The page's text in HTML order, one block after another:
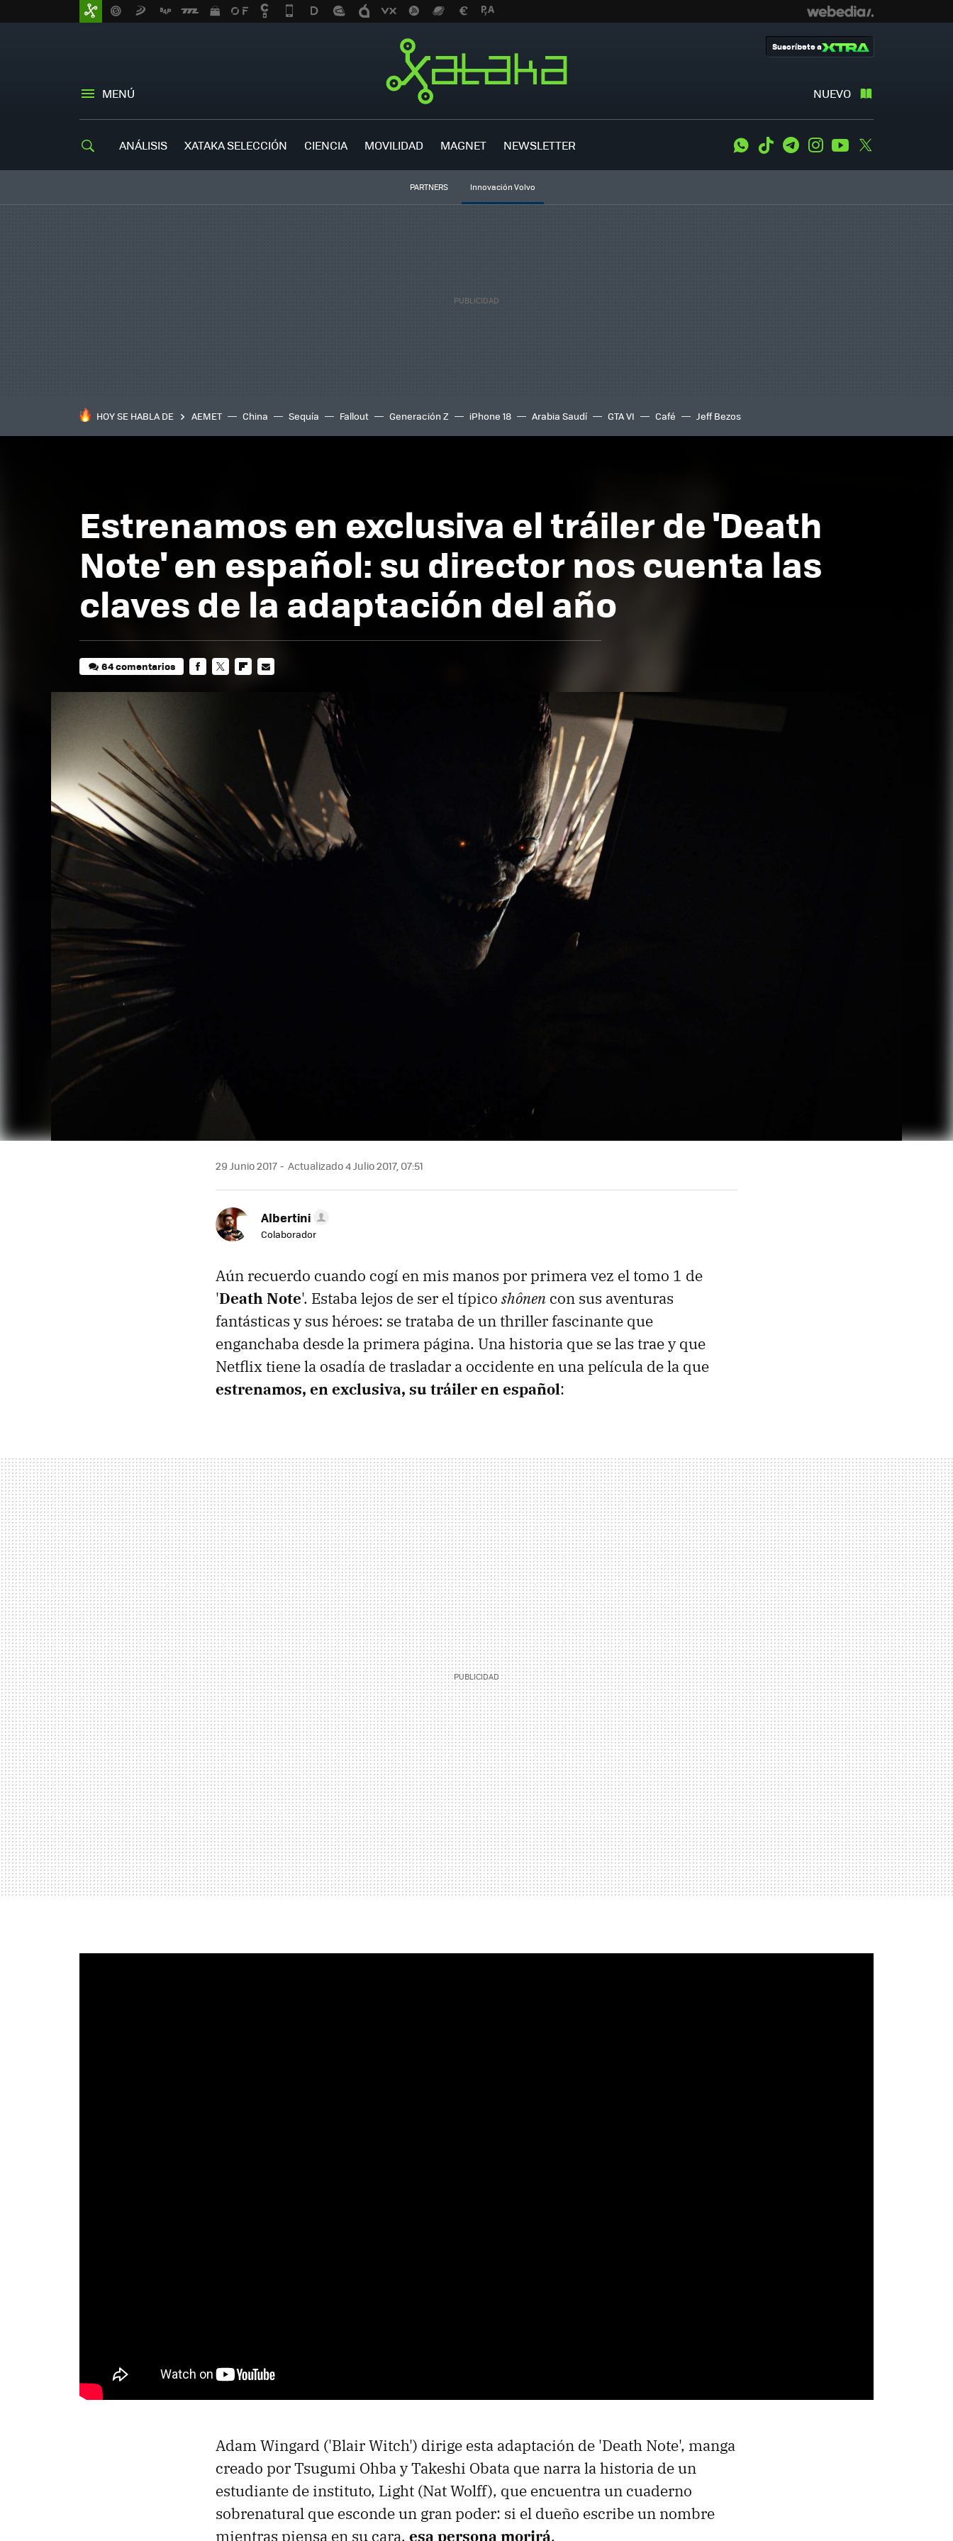
MENÚ NUEVO
Suscríbete a
ANÁLISIS XATAKA SELECCIÓN CIENCIA MOVILIDAD MAGNET NEWSLETTER WhatsApp
Tiktok TelegramInstagramYoutube
PARTNERS Innovación Volvo
HOY SE HABLA DE AEMET China Sequía Fallout Generación Z iPhone 18 Arabia Saudí GTA VI Café Jeff Bezos
Estrenamos en exclusiva el tráiler de 'Death
Note' en español: su director nos cuenta las
claves de la adaptación del año
64 comentarios
29 Junio 2017 Actualizado 4 Julio 2017, 07:51
Albertini
Colaborador
Aún recuerdo cuando cogí en mis manos por primera vez el tomo 1 de
'Death Note'. Estaba lejos de ser el típico shônen con sus aventuras
fantásticas y sus héroes: se trataba de un thriller fascinante que
enganchaba desde la primera página. Una historia que se las trae y que
Netflix tiene la osadía de trasladar a occidente en una película de la que
estrenamos, en exclusiva, su tráiler en español:
Adam Wingard ('Blair Witch') dirige esta adaptación de 'Death Note', manga
creado por Tsugumi Ohba y Takeshi Obata que narra la historia de un
estudiante de instituto, Light (Nat Wolff), que encuentra un cuaderno
sobrenatural que esconde un gran poder: si el dueño escribe un nombre
mientras piensa en su cara, esa persona morirá.